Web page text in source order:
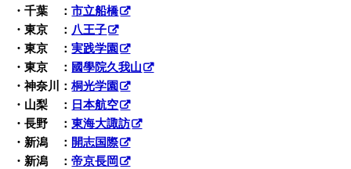
・千葉 ：市立船橋
・東京 ： 八王子
・東京 ：実践学園
・東京 ： 國學院久我山
・神奈川：桐光学園
・山梨 ：
日本航空
・長野 ：東海大諏訪
・新潟 ： 開志国際
・新潟 ：帝京長岡